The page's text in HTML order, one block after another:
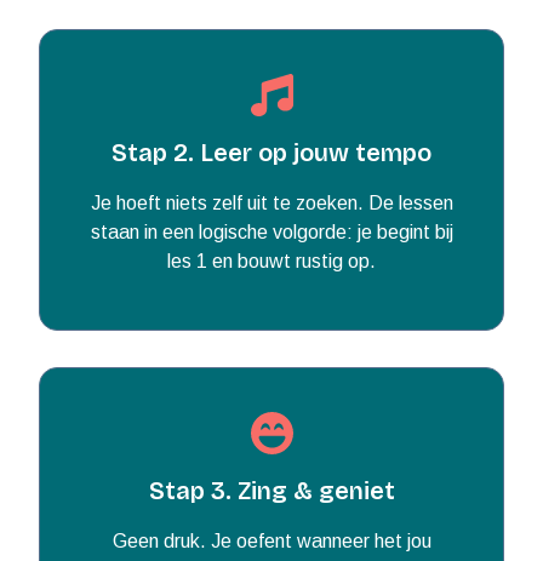
Stap 2. Leer op jouw tempo
Je hoeft niets zelf uit te zoeken. De lessen
staan in een logische volgorde: je begint bij
les 1 en bouwt rustig op.
Stap 3. Zing & geniet
Geen druk. Je oefent wanneer het jou